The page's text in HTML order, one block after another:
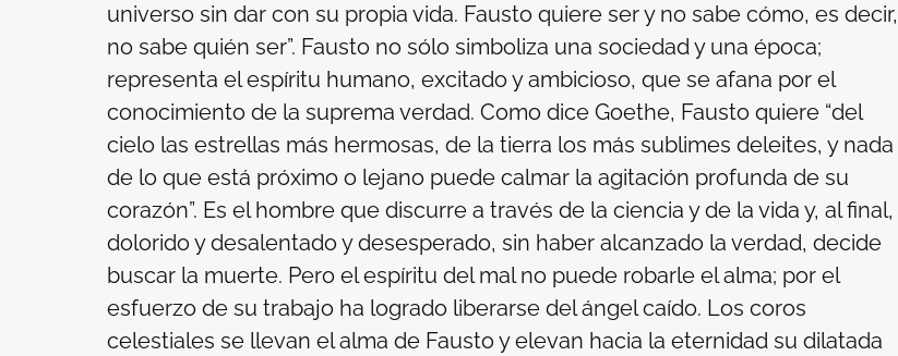
universo sin dar con su propia vida. Fausto quiere ser y no sabe cómo, es decir,
no sabe quién ser”. Fausto no sólo simboliza una sociedad y una época;
representa el espíritu humano, excitado y ambicioso, que se afana por el
conocimiento de la suprema verdad. Como dice Goethe, Fausto quiere “del
cielo las estrellas más hermosas, de la tierra los más sublimes deleites, y nada
de lo que está próximo o lejano puede calmar la agitación profunda de su
corazón”. Es el hombre que discurre a través de la ciencia y de la vida y, al final,
dolorido y desalentado y desesperado, sin haber alcanzado la verdad, decide
buscar la muerte. Pero el espíritu del mal no puede robarle el alma; por el
esfuerzo de su trabajo ha logrado liberarse del ángel caído. Los coros
celestiales se llevan el alma de Fausto y elevan hacia la eternidad su dilatada